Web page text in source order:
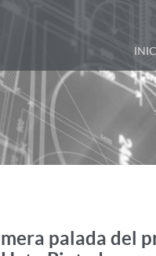
palada del